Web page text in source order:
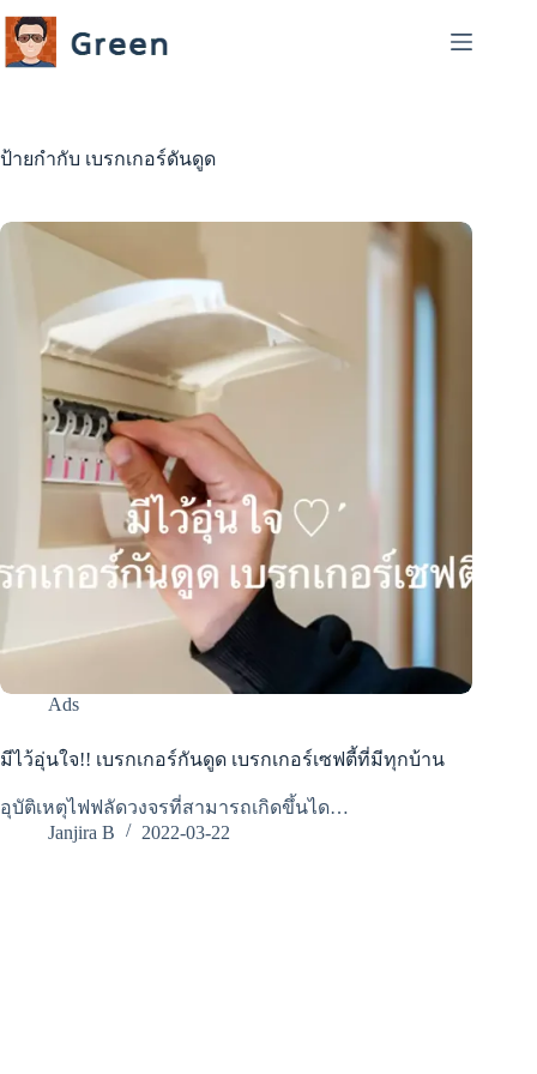
to
content
ป้ายกำกับ เบรกเกอร์ดันดูด
Ads
มีไว้อุ่นใจ!! เบรกเกอร์กันดูด เบรกเกอร์เซฟตี้ที่มีทุกบ้าน
อุบัติเหตุไฟฟลัดวงจรที่สามารถเกิดขึ้นได…
Janjira B
2022-03-22